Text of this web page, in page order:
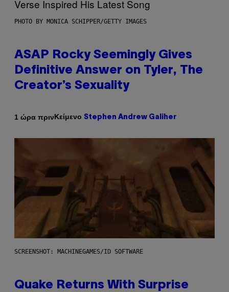
PHOTO BY MONICA SCHIPPER/GETTY IMAGES
ASAP Rocky Seemingly Gives
Definitive Answer on Tyler, The
Creator’s Sexuality
1 ώρα πρινΚείμενο Stephen Andrew Galiher
SCREENSHOT: MACHINEGAMES/ID SOFTWARE
Quake Returns With Surprise